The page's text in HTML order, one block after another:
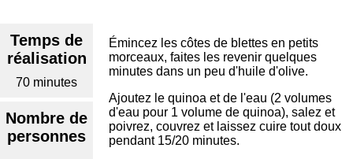
Temps de
réalisation
70 minutes
Nombre de
personnes
Émincez les côtes de blettes en petits
morceaux, faites les revenir quelques
minutes dans un peu d'huile d'olive.
Ajoutez le quinoa et de l'eau (2 volumes
d'eau pour 1 volume de quinoa), salez et
poivrez, couvrez et laissez cuire tout doux
pendant 15/20 minutes.